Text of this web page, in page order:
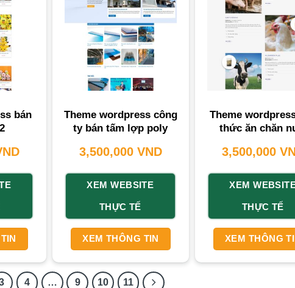
bán
Theme wordpress công
ty bán tấm lợp poly
3,500,000 VND
XEM WEBSITE
THỰC TẾ
XEM THÔNG TIN
Theme
thức ăn chăn
3,500,000
XEM
THỰC TẾ
XEM THÔNG
4 … 9 10 11